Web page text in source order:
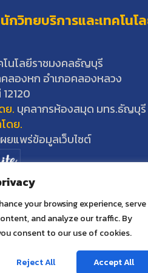
your browsing experience, serve
and analyze our traffic. By
consent to our use of cookies.
Reject All Accept All
วิทยบริการและเทคโนโ
โนโลยีราชมงคลธัญบุรี
ลองหก อำเภอคลองหลวง
ย. บุคลากรห้องสมุด มทร.ธัญบุรี
ดย.
ยแพร่ข้อมูลเว็บไซต์